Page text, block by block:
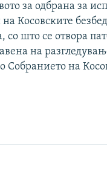
за одбрана за
Косовските
со што се отвора
на
Собранието на